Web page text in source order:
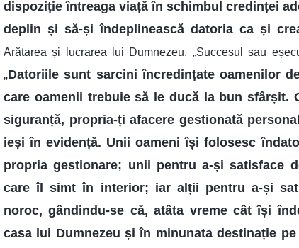
dispoziție întreaga viață în schimbul credinței
deplin și să-și îndeplinească datoria ca și
Arătarea și lucrarea lui Dumnezeu, „Succesul sau
„Datoriile sunt sarcini încredințate oamenilor
care oamenii trebuie să le ducă la bun sfârșit.
siguranță, propria-ți afacere gestionată
ieși în evidență. Unii oameni își folosesc
propria gestionare; unii pentru a-și satisface
care îl simt în interior; iar alții pentru a-și
noroc, gândindu-se că, atâta vreme cât își
casa lui Dumnezeu și în minunata destinație